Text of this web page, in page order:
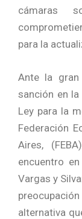
cámaras
para la
Ante la gran
sanción en
Ley para la
Federación
Aires,
encuentro
Vargas y
alternativa